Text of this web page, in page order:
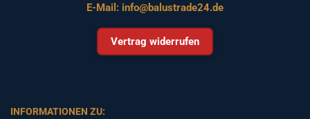
E-Mail: info@balustrade24.de
Vertrag widerrufen
INFORMATIONEN ZU: